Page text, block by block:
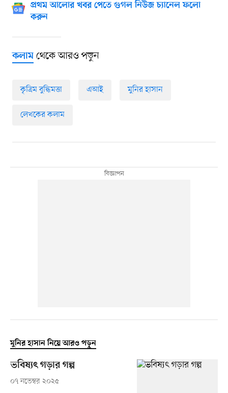
প্রথম আলোর খবর পেতে গুগল নিউজ চ্যানেল ফলো
করুন
কলামথেকে আরও পড়ুন
কৃত্রিম বুদ্ধিমত্তা এআই মুনির হাসান
লেখকের কলাম
মুনির হাসান নিয়ে আরও পড়ুন
ভবিষ্যৎ গড়ার গল্প
০৭ নভেম্বর ২০২৫